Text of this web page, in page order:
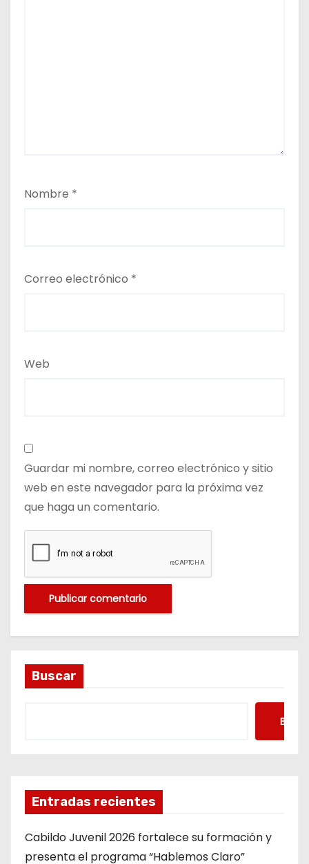
Nombre *
Correo electrónico *
Web
Guardar mi nombre, correo electrónico y sitio
web en este navegador para la próxima vez
que haga un comentario.
Buscar
Entradas recientes
Cabildo Juvenil 2026 fortalece su formación y
presenta el programa “Hablemos Claro”